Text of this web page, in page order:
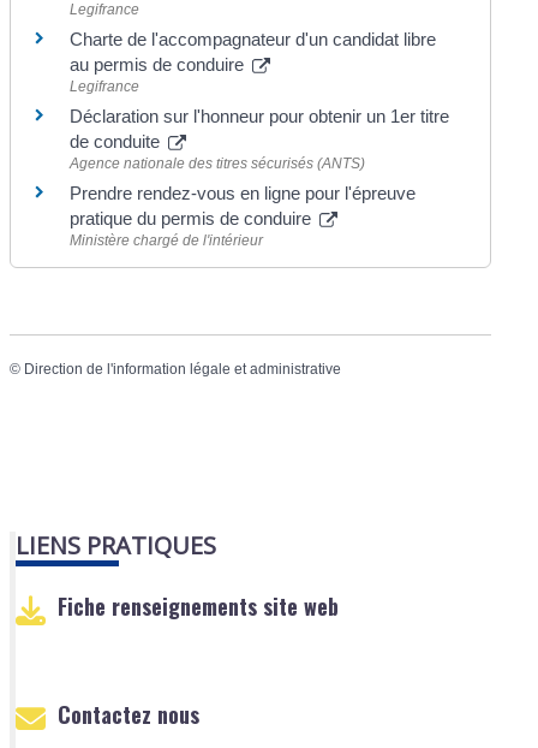
Legifrance
Charte de l'accompagnateur d'un candidat libre
au permis de conduire
Legifrance
Déclaration sur l'honneur pour obtenir un 1er titre
de conduite
Agence nationale des titres sécurisés (ANTS)
Prendre rendez-vous en ligne pour l'épreuve
pratique du permis de conduire
Ministère chargé de l'intérieur
© Direction de l'information légale et administrative
LIENS PRATIQUES
Fiche renseignements site web
Contactez nous